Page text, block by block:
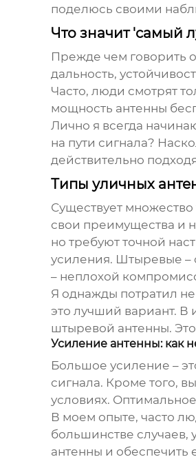
поделюсь своими
Что значит 'самый
Прежде чем говорить
дальность,
Часто, люди смотрят
мощность антенны
Лично я всегда
на пути сигнала?
действительно
Типы уличных
Существует множество
свои преимущества и
но требуют точной
усиления. Штыревые –
– неплохой
Я однажды потратил
это лучший вариант. В
штыревой антенны.
Усиление антенны: как
Большое усиление –
сигнала. Кроме того,
условиях.
В моем опыте, часто
большинстве случаев,
антенны и обеспечить